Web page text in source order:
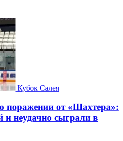
Кубок Салея
от «Шахтера»:
неудачно сыграли в